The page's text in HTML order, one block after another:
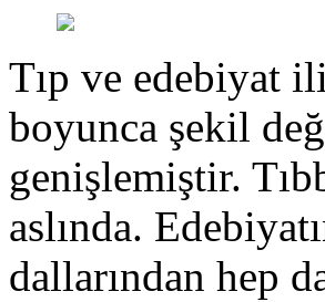
Tıp ve edebiyat
boyunca şekil
genişlemiştir.
aslında.
dallarından hep